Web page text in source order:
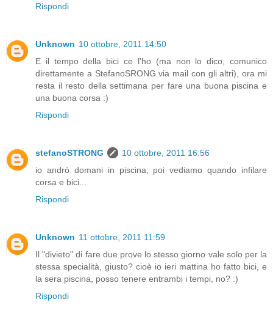
Rispondi
Unknown 10 ottobre, 2011 14:50
E il tempo della bici ce l'ho (ma non lo dico, comunico
direttamente a StefanoSRONG via mail con gli altri), ora mi
resta il resto della settimana per fare una buona piscina e
una buona corsa :)
Rispondi
stefanoSTRONG
10 ottobre, 2011 16:56
io andrò domani in piscina, poi vediamo quando infilare
corsa e bici...
Rispondi
Unknown 11 ottobre, 2011 11:59
Il "divieto" di fare due prove lo stesso giorno vale solo per la
stessa specialità, giusto? cioè io ieri mattina ho fatto bici, e
la sera piscina, posso tenere entrambi i tempi, no? :)
Rispondi